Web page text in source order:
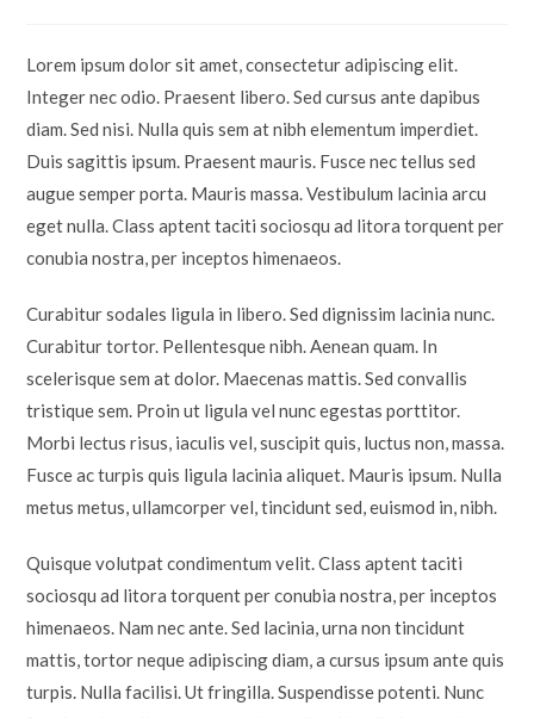
Lorem ipsum dolor sit amet, consectetur adipiscing elit.
Integer nec odio. Praesent libero. Sed cursus ante dapibus
diam. Sed nisi. Nulla quis sem at nibh elementum imperdiet.
Duis sagittis ipsum. Praesent mauris. Fusce nec tellus sed
augue semper porta. Mauris massa. Vestibulum lacinia arcu
eget nulla. Class aptent taciti sociosqu ad litora torquent per
conubia nostra, per inceptos himenaeos.
Curabitur sodales ligula in libero. Sed dignissim lacinia nunc.
Curabitur tortor. Pellentesque nibh. Aenean quam. In
scelerisque sem at dolor. Maecenas mattis. Sed convallis
tristique sem. Proin ut ligula vel nunc egestas porttitor.
Morbi lectus risus, iaculis vel, suscipit quis, luctus non, massa.
Fusce ac turpis quis ligula lacinia aliquet. Mauris ipsum. Nulla
metus metus, ullamcorper vel, tincidunt sed, euismod in, nibh.
Quisque volutpat condimentum velit. Class aptent taciti
sociosqu ad litora torquent per conubia nostra, per inceptos
himenaeos. Nam nec ante. Sed lacinia, urna non tincidunt
mattis, tortor neque adipiscing diam, a cursus ipsum ante quis
turpis. Nulla facilisi. Ut fringilla. Suspendisse potenti. Nunc